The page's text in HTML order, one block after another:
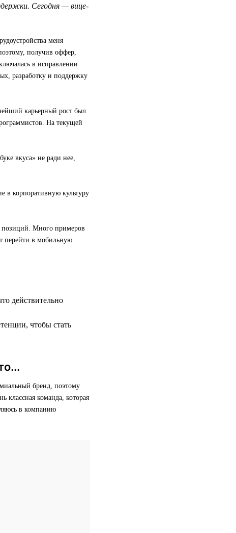
Сегодня — вице-
меня
получив оффер,
в исправлении
разработку и поддержку
карьерный рост был
На текущей
вкуса» не ради нее,
в корпоративную культуру
позиций. Много примеров
перейти в мобильную
действительно
чтобы стать
бренд, поэтому
классная команда, которая
в компанию